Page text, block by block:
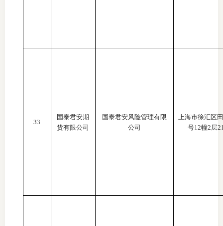
33
国泰君安期
货有限公司
国泰君安风险管理有限
公司
上海市徐汇区
号12幢2层